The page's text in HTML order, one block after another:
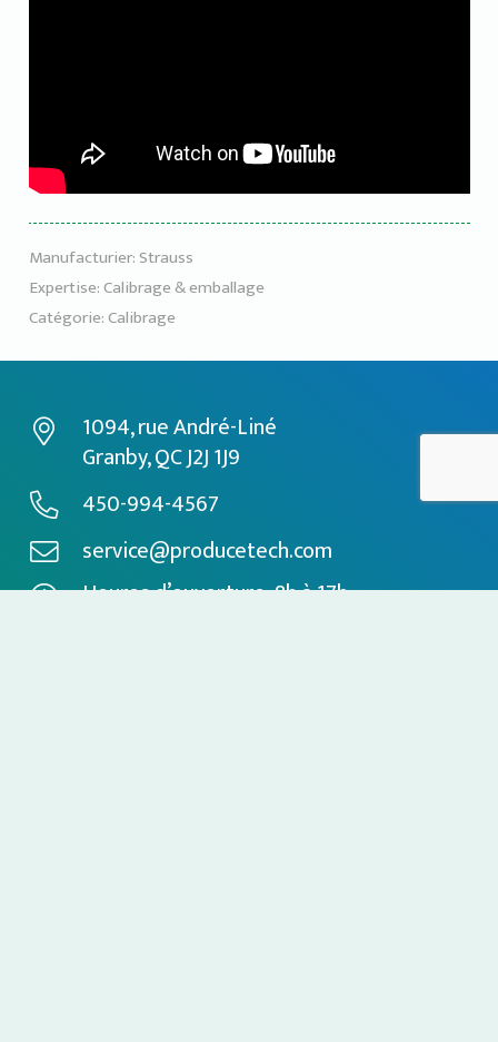
Manufacturier:Strauss
Expertise:Calibrage & emballage
Catégorie:Calibrage
1094, rue André-Liné
Granby, QC J2J 1J9
450-994-4567
service@producetech.com
Heures d’ouverture: 8h à 17h